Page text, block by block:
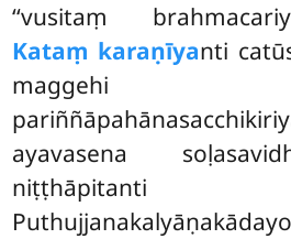
‘‘vusitaṃ
Kataṃ karaṇīyanti
maggehi
ayavasena